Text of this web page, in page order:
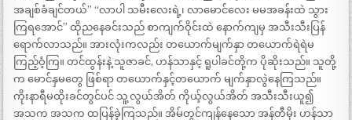
အချစ်ခံချင်တယ်” “လာပါ သမီးလေးရဲ့၊ လာမောင်လေး မမအခန်းထဲ သွား
ကြရအောင်” ထိုညနေခင်းသည် စာကျက်ဝိုင်းထဲ နောက်ကျမှ အသီးသီးပြန်
ရောက်လာသည်။ အားလုံးကလည်း တယောက်မျက်နှာ တယောက်ရဲရဲမ
ကြည့်ဝံ့ကြ။ တင်ထွန်းနဲ့ သူဇာခင်, ဟန်သာနှင့် ရူပါခင်တို့က ပိုဆိုးသည်။ သူတို့
က မောင်နှမတွေ ဖြစ်ရာ တယောက်နှင့်တယောက် မျက်နှာလွဲနေကြသည်။
ကိုးနာရီမထိုးခင်တွင်ပင် သူ့လွယ်အိတ် ကိုယ့်လွယ်အိတ် အသီးသီးယူ၍
အသက အသက ထပြန်ခဲ့ကြသည်။ အိမ်တွင်ကျန်နေသော အန်တီမိုး ဟန်သာ